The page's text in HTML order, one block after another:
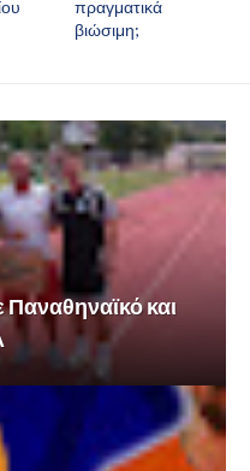
πραγματικά
βιώσιμη;
Παναθηναϊκό και